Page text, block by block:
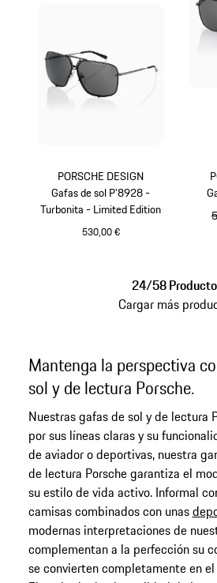
PORSCHE DESIGN
Gafas de sol P'8928 -
Turbonita - Limited Edition
530,00 €
24/58
Cargar más
Mantenga la perspectiva
sol y de lectura Porsche.
Nuestras gafas de sol y de lectura
por sus líneas claras y su
de aviador o deportivas, nuestra
de lectura Porsche garantiza el
su estilo de vida activo. Informal
camisas combinados con unas
modernas interpretaciones de
complementan a la perfección su
se convierten completamente en